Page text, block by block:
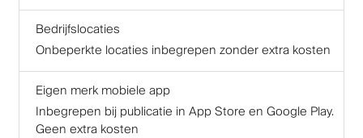
Bedrijfslocaties
Onbeperkte locaties inbegrepen zonder extra kosten
Eigen merk mobiele app
Inbegrepen bij publicatie in App Store en Google Play.
Geen extra kosten